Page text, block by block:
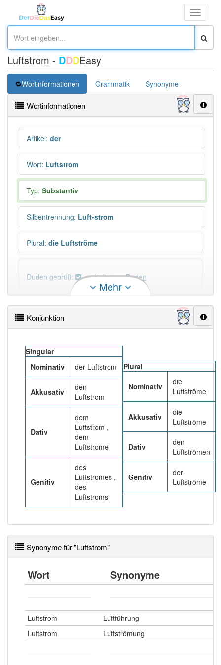
Toggle
Luftstrom - DDDEasy
Wortinformationen Grammatik Synonyme
Wortinformationen
Artikel: der
Wort: Luftstrom
Typ: Substantiv
Silbentrennung: Luft•strom
Plural: die Luftströme
Duden geprüft: Luftstrom Duden
PowerIndex:7
Häufigkeit: 4 von 10
Wörter mit Endung
Wörter mit Endung-luftstromaber mit einem
anderen Artikelder: 0
90% unserer Spielapp-Nutzer haben den Artikel
korrekt erraten.
Mehr
Konjunktion
Singular
Nominativ
der Luftstrom
Akkusativ
den
Luftstrom
Dativ
dem
Luftstrom ,
dem
Luftstrome
Genitiv
des
Luftstromes ,
des
Luftstroms
Plural
Nominativ
die
Luftströme
Akkusativ
die
Luftströme
Dativ
den
Luftströmen
Genitiv
der
Luftströme
Synonyme für "Luftstrom"
Wort Synonyme
Luftstrom
Luftführung
Luftstrom
Luftströmung